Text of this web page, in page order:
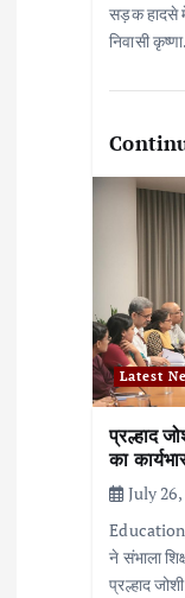
सड़क हादसे
निवासी
Latest
प्रल्हाद
का
July 26,
Education
ने संभाला
प्रल्हाद